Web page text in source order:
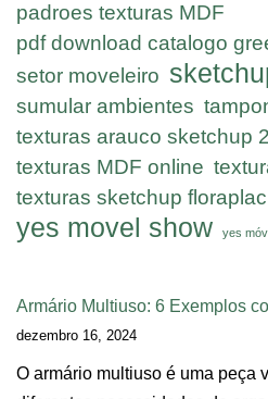
padroes texturas MDF
pdf download catalogo
setor moveleiro
sumular ambientes
texturas arauco sketchup
texturas MDF online
texturas sketchup floraplac
yes movel show yes
Armário Multiuso: 6 Exemplos
dezembro 16, 2024
O armário multiuso é uma peça